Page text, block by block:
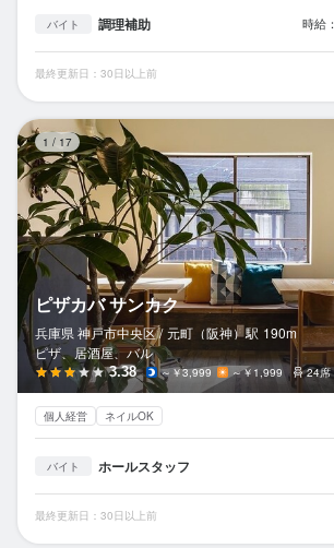
バイト 調理補助 時給：
最終更新日：30日以上前
1 / 17
ピザカバ サンカク
兵庫県 神戸市中央区 / 元町（阪神）駅 190m
ピザ、居酒屋、バル
3.38 ～￥3,999 ～￥1,999 24席
個人経営 ネイルOK
バイト ホールスタッフ
最終更新日：30日以上前